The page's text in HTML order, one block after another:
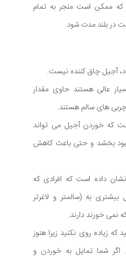
ممکن است منجر به تمام
در بلند مدت شود.
آجیل چاق کننده نیست.
عالی هستند حاوی مقدار
چربی های سالم هستند.
که خوردن آجیل می تواند
بخشد و حتی باعث کاهش
داده است که افرادی که
به (سالمتر و لاغرتر
نمی خورند دارند.
زیاده روی نکنید زیرا هنوز
اگر شما تمایل به خوردن و